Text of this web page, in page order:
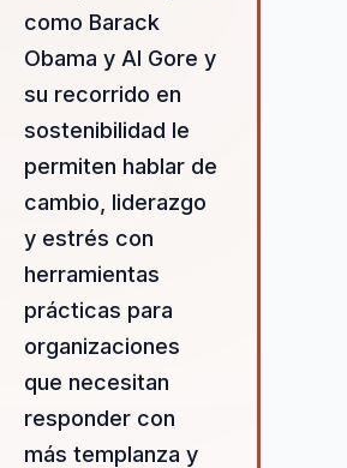
como Barack
Obama y Al Gore y
su recorrido en
sostenibilidad le
permiten hablar de
cambio, liderazgo
y estrés con
herramientas
prácticas para
organizaciones
que necesitan
responder con
más templanza y